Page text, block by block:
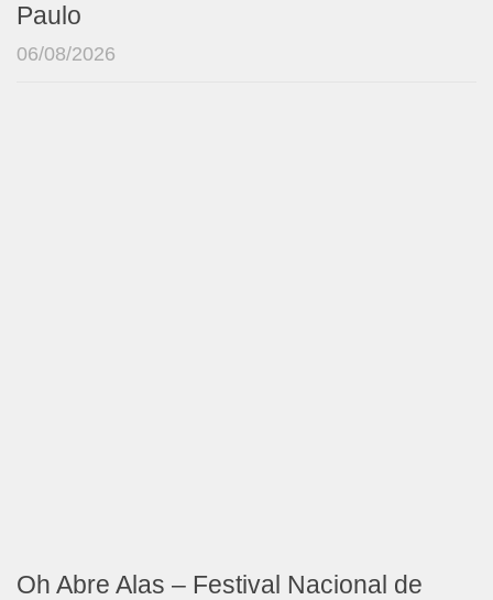
Paulo
06/08/2026
Oh Abre Alas – Festival Nacional de